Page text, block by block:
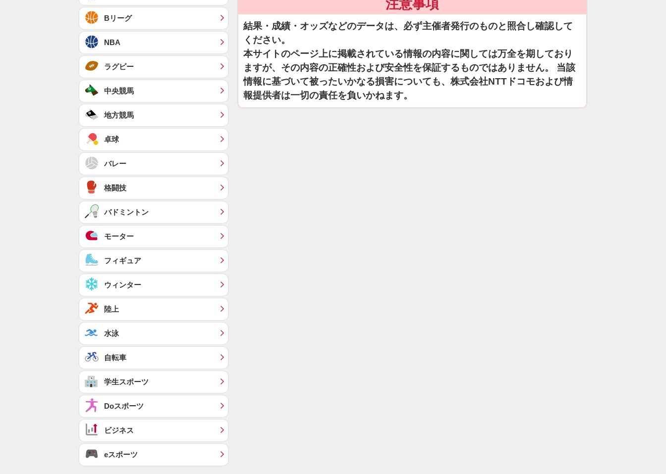
注意事項
結果・成績・オッズなどのデータは、必ず主催者発行のものと照合し確認して
ください。
本サイトのページ上に掲載されている情報の内容に関しては万全を期しており
ますが、その内容の正確性および安全性を保証するものではありません。 当該
情報に基づいて被ったいかなる損害についても、株式会社NTTドコモおよび情
報提供者は一切の責任を負いかねます。
Bリーグ
NBA
ラグビー
中央競馬
地方競馬
卓球
バレー
格闘技
バドミントン
モーター
フィギュア
ウィンター
陸上
水泳
自転車
学生スポーツ
Doスポーツ
ビジネス
eスポーツ